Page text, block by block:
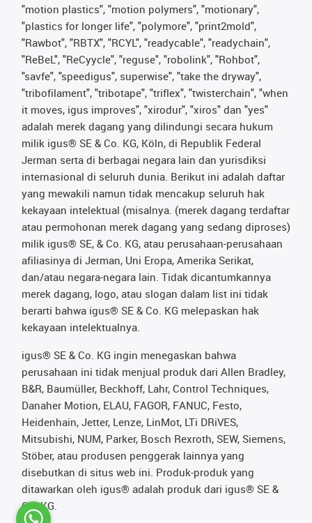
"motion plastics", "motion polymers", "motionary",
"plastics for longer life", "polymore", "print2mold",
"Rawbot", "RBTX", "RCYL", "readycable", "readychain",
"ReBeL", "ReCyycle", "reguse", "robolink", "Rohbot",
"savfe", "speedigus", superwise", "take the dryway",
"tribofilament", "tribotape", "triflex", "twisterchain", "when
it moves, igus improves", "xirodur", "xiros" dan "yes"
adalah merek dagang yang dilindungi secara hukum
milik igus® SE & Co. KG, Köln, di Republik Federal
Jerman serta di berbagai negara lain dan yurisdiksi
internasional di seluruh dunia. Berikut ini adalah daftar
yang mewakili namun tidak mencakup seluruh hak
kekayaan intelektual (misalnya. (merek dagang terdaftar
atau permohonan merek dagang yang sedang diproses)
milik igus® SE, & Co. KG, atau perusahaan-perusahaan
afiliasinya di Jerman, Uni Eropa, Amerika Serikat,
dan/atau negara-negara lain. Tidak dicantumkannya
merek dagang, logo, atau slogan dalam list ini tidak
berarti bahwa igus® SE & Co. KG melepaskan hak
kekayaan intelektualnya.
igus® SE & Co. KG ingin menegaskan bahwa
perusahaan ini tidak menjual produk dari Allen Bradley,
B&R, Baumüller, Beckhoff, Lahr, Control Techniques,
Danaher Motion, ELAU, FAGOR, FANUC, Festo,
Heidenhain, Jetter, Lenze, LinMot, LTi DRiVES,
Mitsubishi, NUM, Parker, Bosch Rexroth, SEW, Siemens,
Stöber, atau produsen penggerak lainnya yang
disebutkan di situs web ini. Produk-produk yang
ditawarkan oleh igus® adalah produk dari igus® SE &
Co. KG.